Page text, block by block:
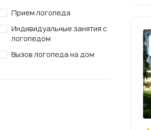
Прием логопеда
Индивидуальные занятия с
логопедом
Вызов логопеда на дом